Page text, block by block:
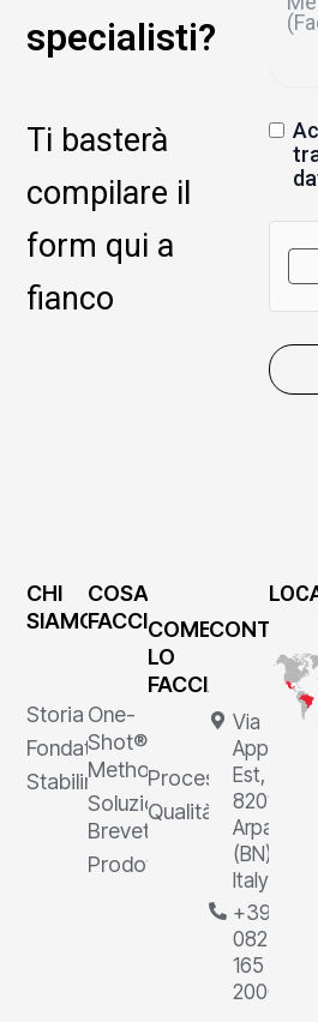
specialisti?
Ti basterà
compilare il
form qui a
fianco
CHI
SIAMO
Storia
Fondatore
Stabilimenti
COSA
FACCIAMO
One-
Shot®
Method
Soluzioni
Brevettate
Prodotti
COME
LO
FACCIAMO
Processi
Qualità
CONTATTI
Via
Appia
Est, 1,
82011
Arpaia
(BN),
Italy
+39
0823
165
2000